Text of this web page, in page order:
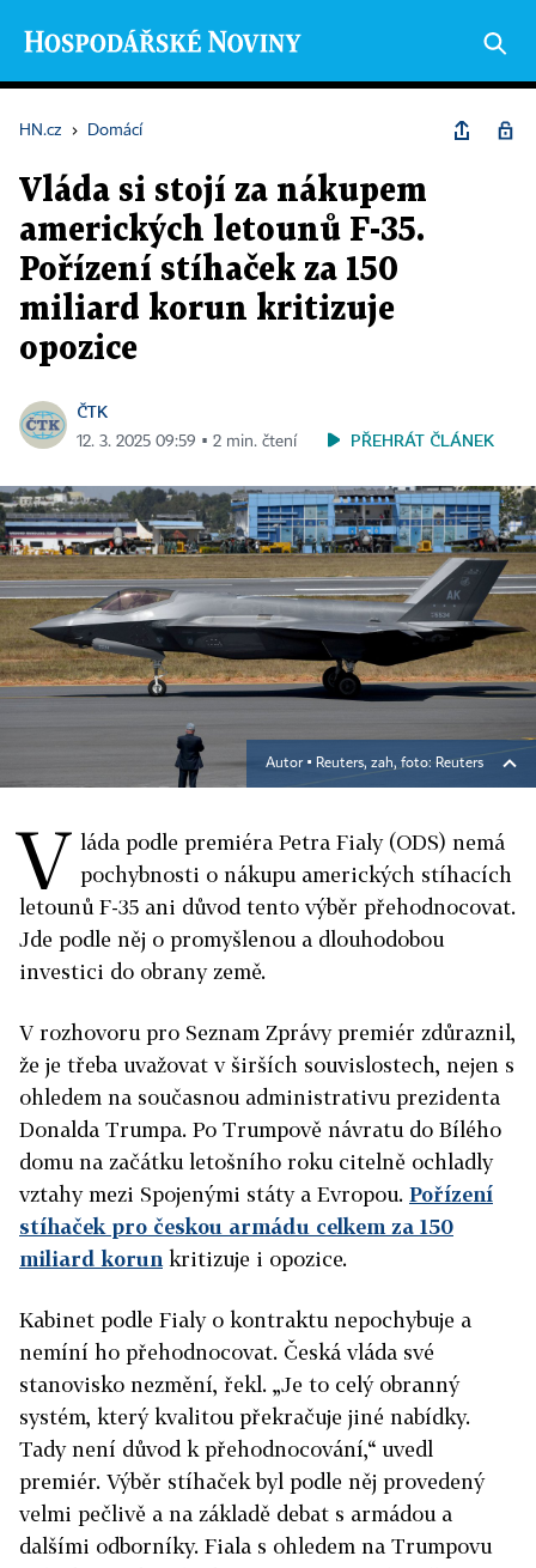
HN.cz › Domácí
Vláda si stojí za nákupem
amerických letounů F-35.
Pořízení stíhaček za 150
miliard korun kritizuje
opozice
ČTK
12. 3. 2025 09:59 ▪ 2 min. čtení PŘEHRÁT ČLÁNEK
Autor ▪ Reuters, zah, foto: Reuters
V láda podle premiéra Petra Fialy (ODS) nemá
pochybnosti o nákupu amerických stíhacích
letounů F-35 ani důvod tento výběr přehodnocovat.
Jde podle něj o promyšlenou a dlouhodobou
investici do obrany země.
V rozhovoru pro Seznam Zprávy premiér zdůraznil,
že je třeba uvažovat v širších souvislostech, nejen s
ohledem na současnou administrativu prezidenta
Donalda Trumpa. Po Trumpově návratu do Bílého
domu na začátku letošního roku citelně ochladly
vztahy mezi Spojenými státy a Evropou. Pořízení
stíhaček pro českou armádu celkem za 150
miliard korun kritizuje i opozice.
Kabinet podle Fialy o kontraktu nepochybuje a
nemíní ho přehodnocovat. Česká vláda své
stanovisko nezmění, řekl. „Je to celý obranný
systém, který kvalitou překračuje jiné nabídky.
Tady není důvod k přehodnocování,“ uvedl
premiér. Výběr stíhaček byl podle něj provedený
velmi pečlivě a na základě debat s armádou a
dalšími odborníky. Fiala s ohledem na Trumpovu